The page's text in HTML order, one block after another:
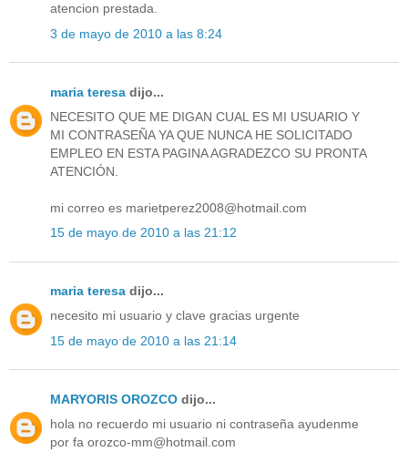
atencion prestada.
3 de mayo de 2010 a las 8:24
maria teresa dijo...
NECESITO QUE ME DIGAN CUAL ES MI USUARIO Y
MI CONTRASEÑA YA QUE NUNCA HE SOLICITADO
EMPLEO EN ESTA PAGINA AGRADEZCO SU PRONTA
ATENCIÓN.
mi correo es marietperez2008@hotmail.com
15 de mayo de 2010 a las 21:12
maria teresa dijo...
necesito mi usuario y clave gracias urgente
15 de mayo de 2010 a las 21:14
MARYORIS OROZCO dijo...
hola no recuerdo mi usuario ni contraseña ayudenme
por fa orozco-mm@hotmail.com